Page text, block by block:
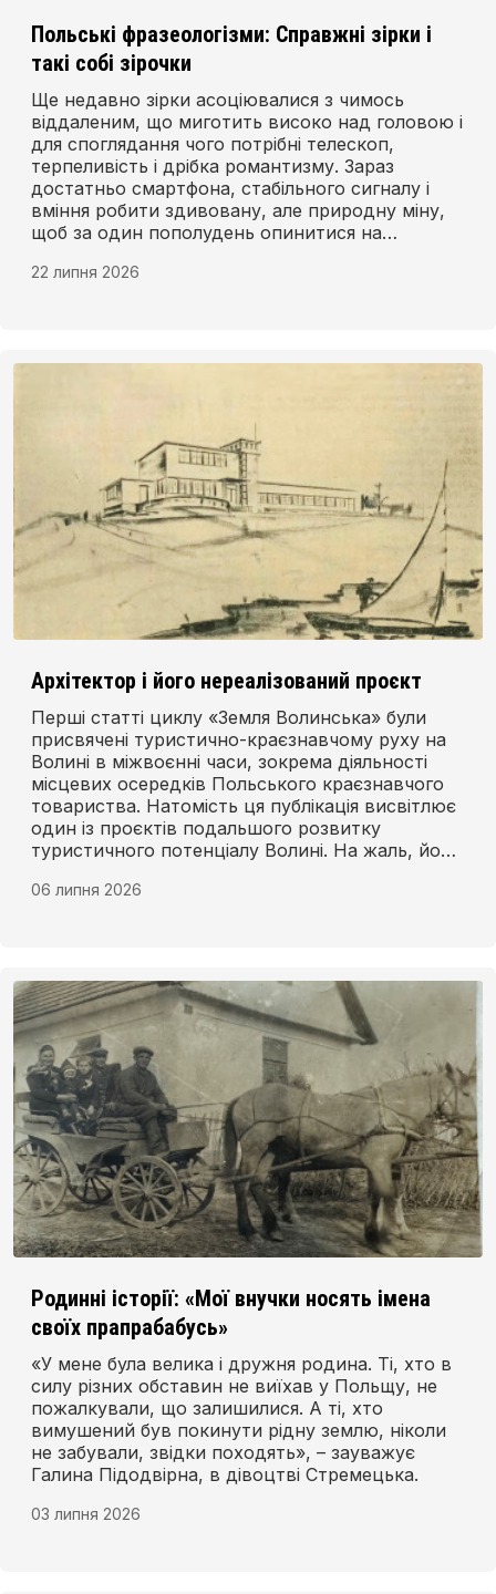
Польські фразеологізми: Справжні зірки і
такі собі зірочки
Ще недавно зірки асоціювалися з чимось
віддаленим, що миготить високо над головою і
для споглядання чого потрібні телескоп,
терпеливість і дрібка романтизму. Зараз
достатньо смартфона, стабільного сигналу і
вміння робити здивовану, але природну міну,
щоб за один пополудень опинитися на
22 липня 2026
Архітектор і його нереалізований проєкт
Перші статті циклу «Земля Волинська» були
присвячені туристично-краєзнавчому руху на
Волині в міжвоєнні часи, зокрема діяльності
місцевих осередків Польського краєзнавчого
товариства. Натомість ця публікація висвітлює
один із проєктів подальшого розвитку
туристичного потенціалу Волині. На жаль, йому
його автора.
06 липня 2026
Родинні історії: «Мої внучки носять імена
своїх прапрабабусь»
«У мене була велика і дружня родина. Ті, хто в
силу різних обставин не виїхав у Польщу, не
пожалкували, що залишилися. А ті, хто
вимушений був покинути рідну землю, ніколи
не забували, звідки походять», – зауважує
Галина Підодвірна, в дівоцтві Стремецька.
03 липня 2026